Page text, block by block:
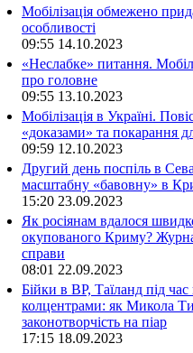
Мобілізація обмежено
особливості
09:55 14.10.2023
«Неслабке» питання.
про головне
09:55 13.10.2023
Мобілізація в Україні.
«доказами» та покарання
09:59 12.10.2023
Другий день поспіль в
масштабну «бавовну» в
15:20 23.09.2023
Як росіянам вдалося
окупованого Криму?
справи
08:01 22.09.2023
Бійки в ВР, Таїланд під час
колцентрами: як Микола
законотворчість на піар
17:15 18.09.2023